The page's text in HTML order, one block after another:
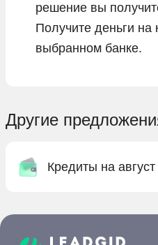
решение вы
Получите деньги
выбранном банке.
Другие
Кредиты на